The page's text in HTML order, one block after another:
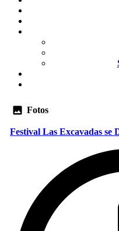
Fotos
Festival Las Excavadas se